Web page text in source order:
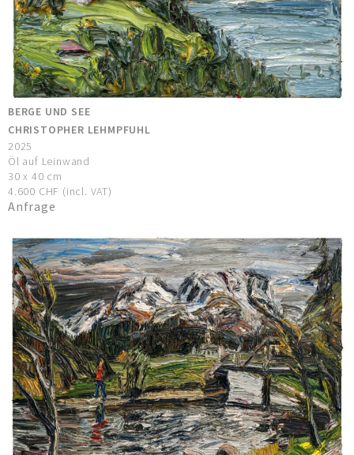
BERGE UND SEE
CHRISTOPHER LEHMPFUHL
2025
Öl auf Leinwand
30 x 40 cm
4.600 CHF (incl. VAT)
Anfrage